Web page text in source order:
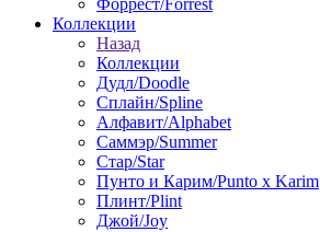
Форрест/Forrest
Коллекции
Назад
Коллекции
Дудл/Doodle
Сплайн/Spline
Алфавит/Alphabet
Саммэр/Summer
Стар/Star
Пунто и Карим/Punto x Karim
Плинт/Plint
Джой/Joy